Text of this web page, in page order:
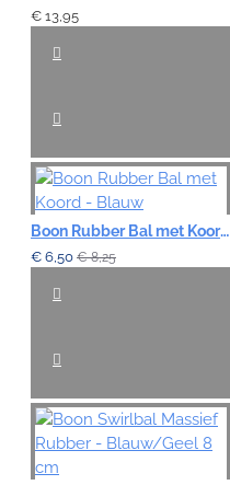
€ 13,95
Boon Rubber Bal met Koord - Blauw
€ 6,50 € 8,25